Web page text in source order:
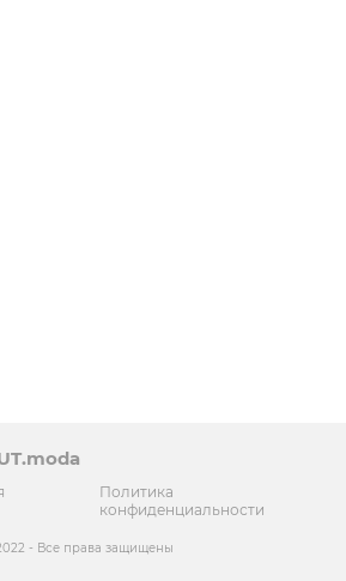
Политика
конфиденциальности
- Все права защищены